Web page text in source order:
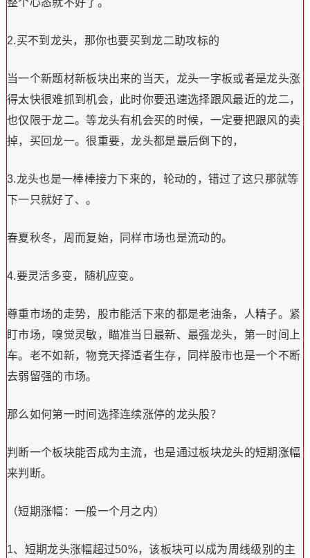
整个心态就不好了。
2.买不到龙头，那你也要买到龙二助攻标的
当一个新题材新板块出来的当天，龙头一字板或者是龙头涨
得太快很难抓到机会，此时你要迅速选择跟风最近的龙二，
也仅限于龙二。等龙头有机会买的时候，一定要把跟风的卖
掉，买回龙一。很重要，龙头都是最后倒下的，
3.龙头也是一棒棒接力下来的，轮动的，错过了这只那就等
下一只就好了、。
春夏秋冬，周而复始，同样市场也是流动的。
4.要灵活多变，随机应变。
尊重市场的走势，股市能活下来的都是老油条，人精子。紧
盯市场，嗅觉灵敏，瞄准当日最新、最强龙头，第一时间上
车。老不如新，物竞天择适者生存，同样股市也是一个不断
去弱留强的市场。
那么如何第一时间选择连续涨停的龙头股？
判断一个板块能否成为主流，也是通过板块龙头的短期涨幅
来判断。
（短期涨幅：一般一个月之内）
1、短期龙头涨幅超过50%，该板块可以成为周线级别的主